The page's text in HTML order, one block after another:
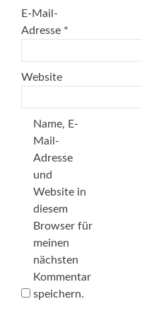
E-Mail-
Adresse *
Website
Name, E-
Mail-
Adresse
und
Website in
diesem
Browser für
meinen
nächsten
Kommentar
speichern.